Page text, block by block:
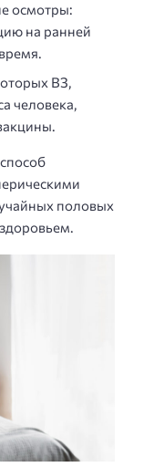
осмотры:
на ранней
ВЗ,
человека,
половых